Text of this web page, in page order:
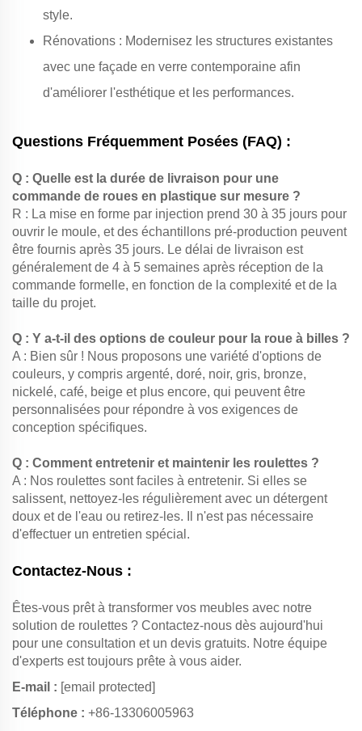
style.
Rénovations : Modernisez les structures existantes
avec une façade en verre contemporaine afin
d'améliorer l'esthétique et les performances.
Questions Fréquemment Posées (FAQ) :
Q : Quelle est la durée de livraison pour une
commande de roues en plastique sur mesure ?
R : La mise en forme par injection prend 30 à 35 jours pour
ouvrir le moule, et des échantillons pré-production peuvent
être fournis après 35 jours. Le délai de livraison est
généralement de 4 à 5 semaines après réception de la
commande formelle, en fonction de la complexité et de la
taille du projet.
Q : Y a-t-il des options de couleur pour la roue à billes ?
A : Bien sûr ! Nous proposons une variété d'options de
couleurs, y compris argenté, doré, noir, gris, bronze,
nickelé, café, beige et plus encore, qui peuvent être
personnalisées pour répondre à vos exigences de
conception spécifiques.
Q : Comment entretenir et maintenir les roulettes ?
A : Nos roulettes sont faciles à entretenir. Si elles se
salissent, nettoyez-les régulièrement avec un détergent
doux et de l'eau ou retirez-les. Il n'est pas nécessaire
d'effectuer un entretien spécial.
Contactez-Nous :
Êtes-vous prêt à transformer vos meubles avec notre
solution de roulettes ? Contactez-nous dès aujourd'hui
pour une consultation et un devis gratuits. Notre équipe
d'experts est toujours prête à vous aider.
E-mail : [email protected]
Téléphone : +86-13306005963